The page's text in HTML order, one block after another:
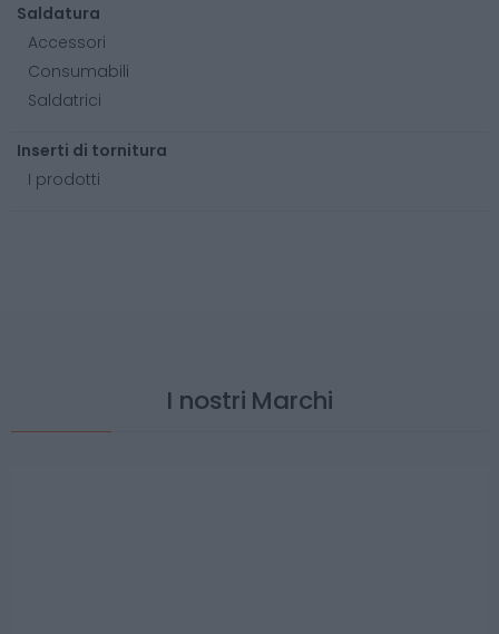
Saldatura
Accessori
Consumabili
Saldatrici
Inserti di tornitura
I prodotti
I nostri Marchi